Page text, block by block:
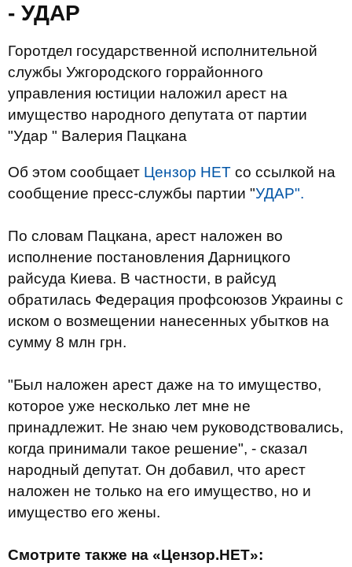
- УДАР
Горотдел государственной исполнительной
службы Ужгородского горрайонного
управления юстиции наложил арест на
имущество народного депутата от партии
"Удар " Валерия Пацкана
Об этом сообщает Цензор НЕТ со ссылкой на
сообщение пресс-службы партии "УДАР".
По словам Пацкана, арест наложен во
исполнение постановления Дарницкого
райсуда Киева. В частности, в райсуд
обратилась Федерация профсоюзов Украины с
иском о возмещении нанесенных убытков на
сумму 8 млн грн.
"Был наложен арест даже на то имущество,
которое уже несколько лет мне не
принадлежит. Не знаю чем руководствовались,
когда принимали такое решение", - сказал
народный депутат. Он добавил, что арест
наложен не только на его имущество, но и
имущество его жены.
Смотрите также на «Цензор.НЕТ»: